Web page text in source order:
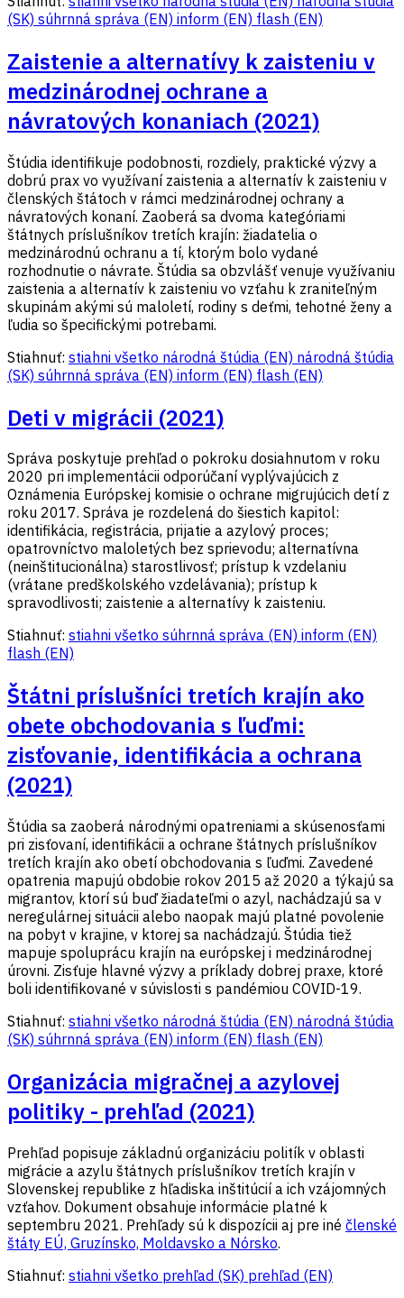
(SK) súhrnná správa (EN) inform (EN) flash (EN)
Zaistenie a alternatívy k zaisteniu v
medzinárodnej ochrane a
návratových konaniach (2021)
Štúdia identifikuje podobnosti, rozdiely, praktické výzvy a
dobrú prax vo využívaní zaistenia a alternatív k zaisteniu v
členských štátoch v rámci medzinárodnej ochrany a
návratových konaní. Zaoberá sa dvoma kategóriami
štátnych príslušníkov tretích krajín: žiadatelia o
medzinárodnú ochranu a tí, ktorým bolo vydané
rozhodnutie o návrate. Štúdia sa obzvlášť venuje využívaniu
zaistenia a alternatív k zaisteniu vo vzťahu k zraniteľným
skupinám akými sú maloletí, rodiny s deťmi, tehotné ženy a
ľudia so špecifickými potrebami.
Stiahnuť: stiahni všetko národná štúdia (EN) národná štúdia
(SK) súhrnná správa (EN) inform (EN) flash (EN)
Deti v migrácii (2021)
Správa poskytuje prehľad o pokroku dosiahnutom v roku
2020 pri implementácii odporúčaní vyplývajúcich z
Oznámenia Európskej komisie o ochrane migrujúcich detí z
roku 2017. Správa je rozdelená do šiestich kapitol:
identifikácia, registrácia, prijatie a azylový proces;
opatrovníctvo maloletých bez sprievodu; alternatívna
(neinštitucionálna) starostlivosť; prístup k vzdelaniu
(vrátane predškolského vzdelávania); prístup k
spravodlivosti; zaistenie a alternatívy k zaisteniu.
Stiahnuť: stiahni všetko súhrnná správa (EN) inform (EN)
flash (EN)
Štátni príslušníci tretích krajín ako
obete obchodovania s ľuďmi:
zisťovanie, identifikácia a ochrana
(2021)
Štúdia sa zaoberá národnými opatreniami a skúsenosťami
pri zisťovaní, identifikácii a ochrane štátnych príslušníkov
tretích krajín ako obetí obchodovania s ľuďmi. Zavedené
opatrenia mapujú obdobie rokov 2015 až 2020 a týkajú sa
migrantov, ktorí sú buď žiadateľmi o azyl, nachádzajú sa v
neregulárnej situácii alebo naopak majú platné povolenie
na pobyt v krajine, v ktorej sa nachádzajú. Štúdia tiež
mapuje spoluprácu krajín na európskej i medzinárodnej
úrovni. Zisťuje hlavné výzvy a príklady dobrej praxe, ktoré
boli identifikované v súvislosti s pandémiou COVID-19.
Stiahnuť: stiahni všetko národná štúdia (EN) národná štúdia
(SK) súhrnná správa (EN) inform (EN) flash (EN)
Organizácia migračnej a azylovej
politiky - prehľad (2021)
Prehľad popisuje základnú organizáciu politík v oblasti
migrácie a azylu štátnych príslušníkov tretích krajín v
Slovenskej republike z hľadiska inštitúcií a ich vzájomných
vzťahov. Dokument obsahuje informácie platné k
septembru 2021. Prehľady sú k dispozícii aj pre iné členské
štáty EÚ, Gruzínsko, Moldavsko a Nórsko.
Stiahnuť: stiahni všetko prehľad (SK) prehľad (EN)